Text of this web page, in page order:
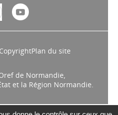
CopyrightPlan du site
de Normandie,
et la Région Normandie.